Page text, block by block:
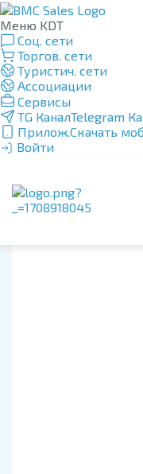
Меню KDT
Соц. сети
Торгов. сети
Туристич. сети
Ассоциации
Сервисы
TG КаналTelegram
Прилож.Скачать
Войти